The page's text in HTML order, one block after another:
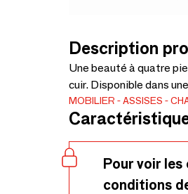
Description
Une beauté à quatre
cuir. Disponible dans
MOBILIER ASSISES
Pour voir
conditions